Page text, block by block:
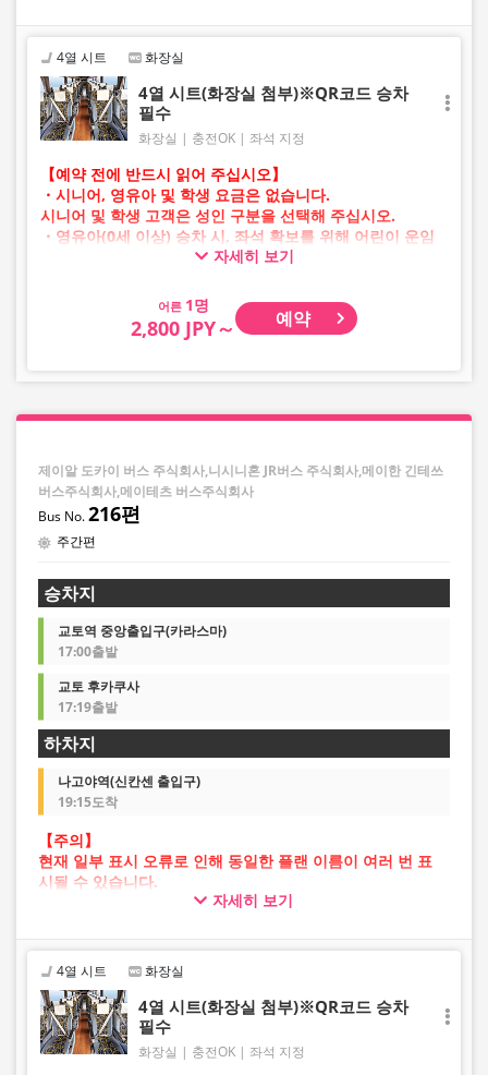
플랜을 선택하여 예약해 주시기 바랍니다.
4열 시트 화장실
4열 시트(화장실 첨부)※QR코드 승차
필수
화장실 충전OK 좌석 지정
【예약 전에 반드시 읽어 주십시오】
・시니어, 영유아 및 학생 요금은 없습니다.
시니어 및 학생 고객은 성인 구분을 선택해 주십시오.
・영유아(0세 이상) 승차 시, 좌석 확보를 위해 어린이 운임
・AM 1시~5시 사이에는 시스템 점검으로 인해 예약이 불가
매 가격을 확인한 후 예약해 주십시오.
자세히 보기
어른
2,800 JPY～ 예약
제이알 도카이 버스 주식회사,니시니혼 JR버스 주식회사,메이한 긴테쓰
버스주식회사,메이테츠 버스주식회사
216편
주간편
승차지
교토역 중앙출입구(카라스마)
17:00출발
교토 후카쿠사
17:19출발
하차지
나고야역(신칸센 출입구)
19:15도착
【주의】
현재 일부 표시 오류로 인해 동일한 플랜 이름이 여러 번 표
시될 수 있습니다.
이 경우 예약 진행 중 오류가 발생할 가능성이 있습니다.
플랜을 선택하여 예약해 주시기 바랍니다.
자세히 보기
4열 시트 화장실
4열 시트(화장실 첨부)※QR코드 승차
필수
화장실 충전OK 좌석 지정